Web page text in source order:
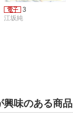
3
江坂純
興味のある商品